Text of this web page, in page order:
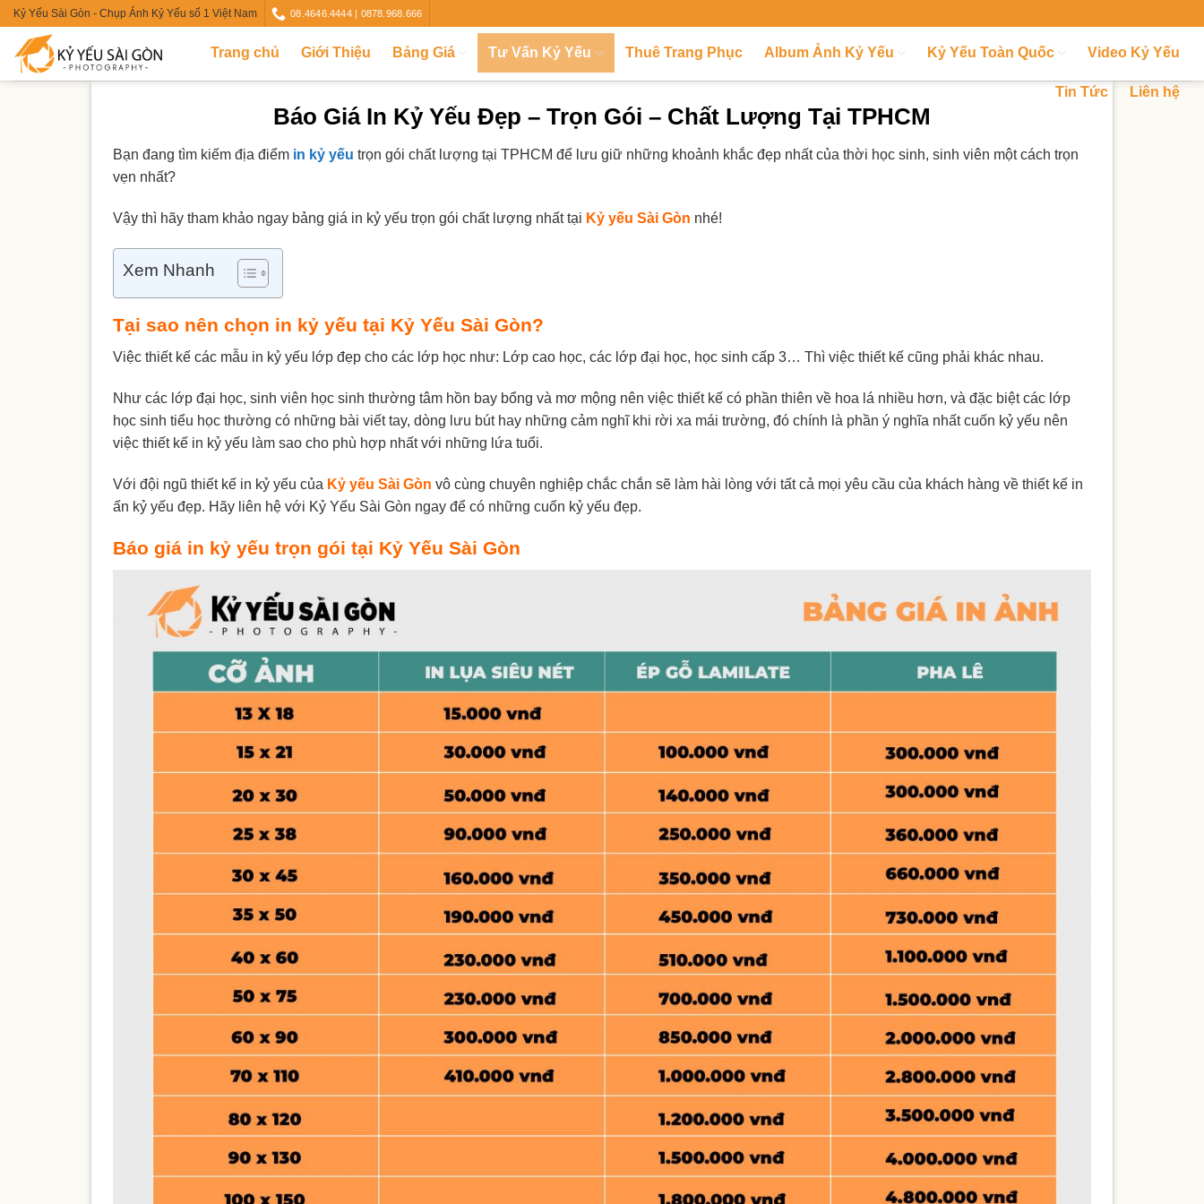
Skip
content
Kỷ Yếu Sài Gòn - Chụp Ảnh Kỷ Yếu số 1 Việt Nam 08.4646.4444 | 0878.968.666
Trang chủ Giới Thiệu Bảng Giá Tư Vấn Kỷ Yếu Thuê Trang Phục Album Ảnh Kỷ Yếu Kỷ Yếu Toàn Quốc Video Kỷ Yếu
Tin Tức Liên hệ
Báo Giá In Kỷ Yếu Đẹp – Trọn Gói – Chất Lượng Tại TPHCM
Bạn đang tìm kiếm địa điểm in kỷ yếu trọn gói chất lượng tại TPHCM để lưu giữ những khoảnh khắc đẹp nhất của thời học sinh, sinh viên một cách trọn
vẹn nhất?
Vậy thì hãy tham khảo ngay bảng giá in kỷ yếu trọn gói chất lượng nhất tại Kỷ yếu Sài Gòn nhé!
Xem Nhanh
Tại sao nên chọn in kỷ yếu tại Kỷ Yếu Sài Gòn?
Việc thiết kế các mẫu in kỷ yếu lớp đẹp cho các lớp học như: Lớp cao học, các lớp đại học, học sinh cấp 3… Thì việc thiết kế cũng phải khác nhau.
Như các lớp đại học, sinh viên học sinh thường tâm hồn bay bổng và mơ mộng nên việc thiết kế có phần thiên về hoa lá nhiều hơn, và đặc biệt các lớp
học sinh tiểu học thường có những bài viết tay, dòng lưu bút hay những cảm nghĩ khi rời xa mái trường, đó chính là phần ý nghĩa nhất cuốn kỷ yếu nên
việc thiết kế in kỷ yếu làm sao cho phù hợp nhất với những lứa tuổi.
Với đội ngũ thiết kế in kỷ yếu của Kỷ yếu Sài Gòn vô cùng chuyên nghiệp chắc chắn sẽ làm hài lòng với tất cả mọi yêu cầu của khách hàng về thiết kế in
ấn kỷ yếu đẹp. Hãy liên hệ với Kỷ Yếu Sài Gòn ngay để có những cuốn kỷ yếu đẹp.
Báo giá in kỷ yếu trọn gói tại Kỷ Yếu Sài Gòn